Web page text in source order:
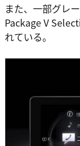
また、一部グレ
Package V
れている。